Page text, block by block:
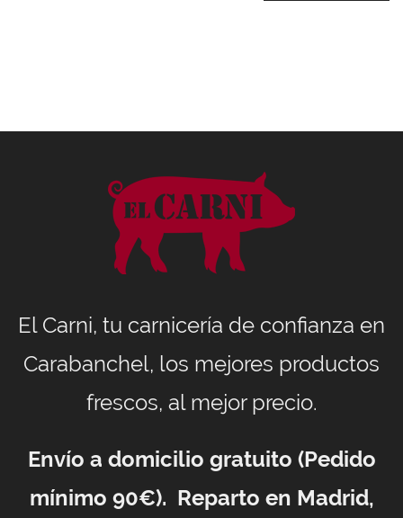
El Carni, tu carnicería de confianza en
Carabanchel, los mejores productos
frescos, al mejor precio.
Envío a domicilio gratuito (Pedido
mínimo 90€). Reparto en Madrid,